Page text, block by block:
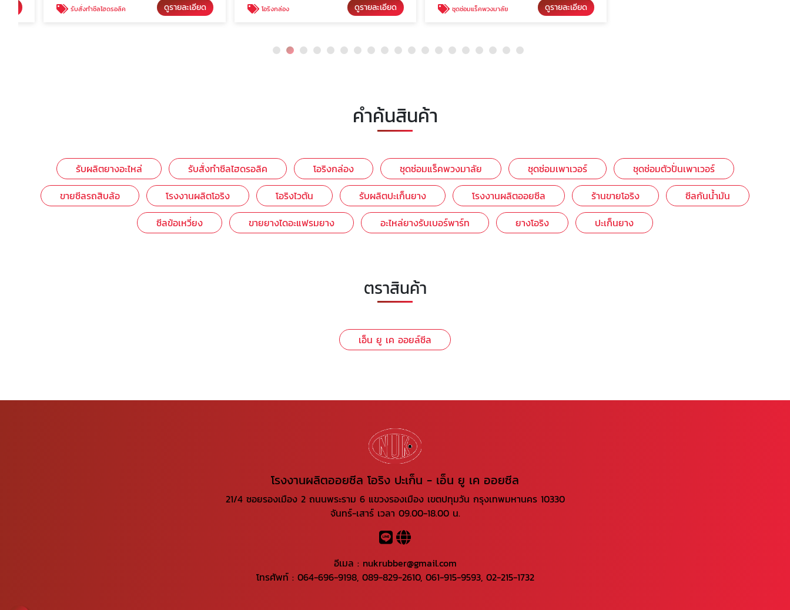
รับสั่งทำซีลไฮดรอลิค ดูรายละเอียด โอริงกล่อง ดูรายละเอียด ชุดซ่อมแร็คพวงมาลัย ดูรายละเอียด
คำค้นสินค้า
รับผลิตยางอะไหล่ รับสั่งทำซีลไฮดรอลิค โอริงกล่อง ชุดซ่อมแร็คพวงมาลัย ชุดซ่อมเพาเวอร์
ชุดซ่อมตัวปั่นเพาเวอร์
ขายซีลรถสิบล้อ
โรงงานผลิตโอริง โอริงไวตัน รับผลิตปะเก็นยาง โรงงานผลิตออยซีล ร้านขายโอริง
ซีลกันน้ำมัน
ซีลข้อเหวี่ยง
ขายยางไดอะแฟรมยาง อะไหล่ยางรับเบอร์พาร์ท ยางโอริง ปะเก็นยาง
ตราสินค้า
เอ็น ยู เค ออยล์ซีล
โรงงานผลิตออยซีล โอริง ปะเก็น - เอ็น ยู เค ออยซีล
21/4 ซอยรองเมือง 2 ถนนพระราม 6 แขวงรองเมือง เขตปทุมวัน กรุงเทพมหานคร 10330
จันทร์-เสาร์ เวลา 09.00-18.00 น.
อีเมล : nukrubber@gmail.com
โทรศัพท์ : 064-696-9198, 089-829-2610, 061-915-9593, 02-215-1732